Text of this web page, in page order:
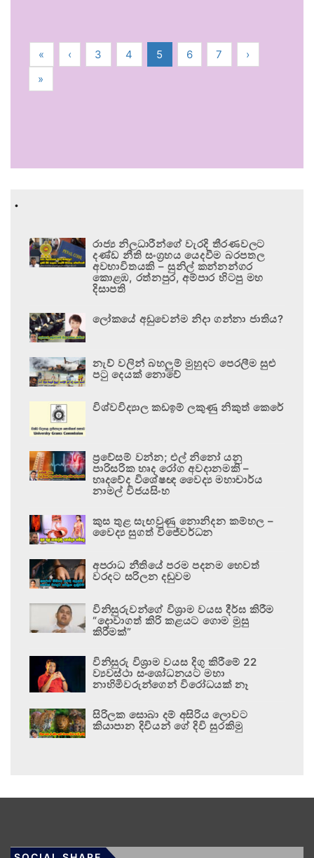
« ‹ 3 4 5 6 7
›
»
.
රාජ්‍ය නිලධාරීන්ගේ වැරදි තීරණවලට
දණ්ඩ නීති සංග්‍රහය යෙදවීම බරපතල
අවභාවිතයකි – සුනිල් කන්නන්ගර
කොළඹ, රත්නපුර, අම්පාර හිටපු මහ
දිසාපති
ලෝකයේ අඩුවෙන්ම නිදා ගන්නා ජාතිය?
නැව් වලින් බහලුම් මුහුදට පෙරලීම සුළු
පටු දෙයක් නොවේ
විශ්වවිද්‍යාල කඩඉම් ලකුණු නිකුත් කෙරේ
ප්‍රවේසම් වන්න; එල් නිනෝ යනු
පාරිසරික හෘද රෝග අවදානමකි –
හෘදවේද විශේෂඥ වෛද්‍ය මහාචාර්ය
නාමල් විජයසිංහ
කුස තුළ සැඟවුණු නොනිදන කම්හල –
වෛද්‍ය සුගත් විජේවර්ධන
අපරාධ නීතියේ පරම පදනම හෙවත්
වරදට සරිලන දඬුවම
විනිසුරුවන්ගේ විශ්‍රාම වයස දීර්ඝ කිරීම
“දොවාගත් කිරි කළයට ගොම මුසු
කිරීමක්”
විනිසුරු විශ්‍රාම වයස දිගු කිරීමේ 22
ව්‍යවස්ථා සංශෝධනයට මහා
නාහිමිවරුන්ගෙන් විරෝධයක් නෑ
සිරිලක සොබා දම් අසිරිය ලොවට
කියාපාන දිවියන් ගේ දිවි සුරකිමු